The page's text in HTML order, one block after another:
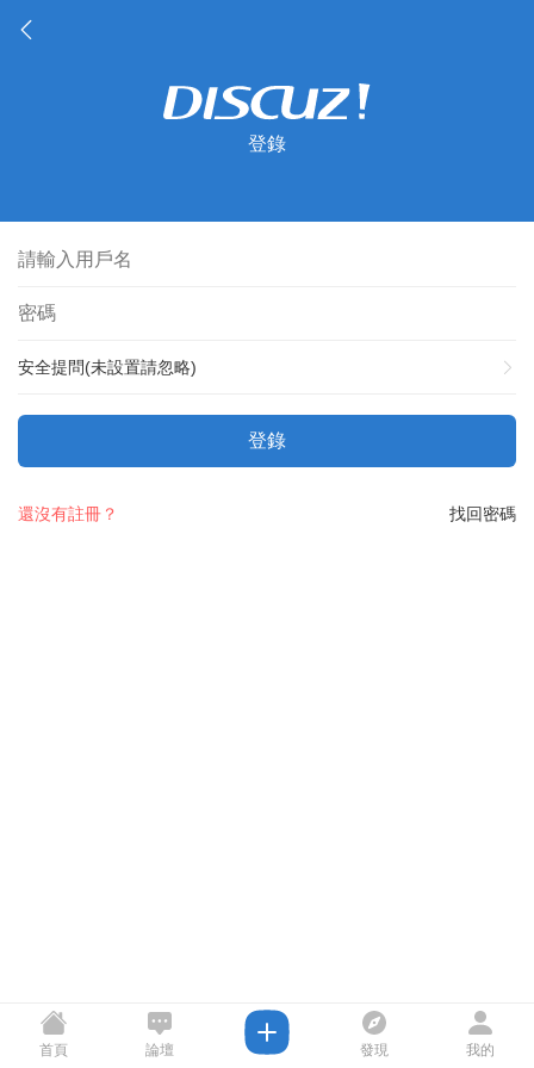
登錄
安全提問(未設置請忽略)
登錄
找回密碼
還沒有註冊？
首頁 論壇 發現 我的